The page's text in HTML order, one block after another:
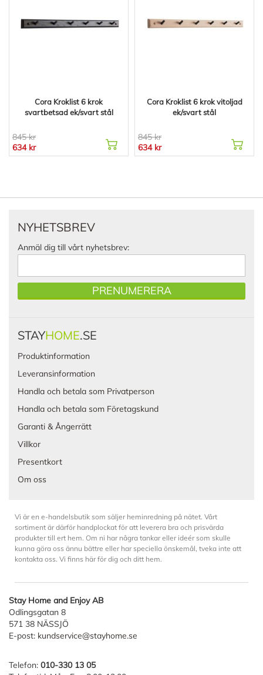
Cora Kroklist 6 krok
svartbetsad ek/svart stål
845 kr
634 kr
Cora Kroklist 6 krok vitoljad
ek/svart stål
845 kr
634 kr
NYHETSBREV
Anmäl dig till vårt nyhetsbrev:
PRENUMERERA
STAYHOME.SE
Produktinformation
Leveransinformation
Handla och betala som Privatperson
Handla och betala som Företagskund
Garanti & Ångerrätt
Villkor
Presentkort
Om oss
Vi är en e-handelsbutik som säljer heminredning på nätet. Vårt
sortiment är därför handplockat för att leverera bra och prisvärda
produkter till ert hem. Om ni har några tankar eller ideér som skulle
kunna göra oss ännu bättre eller har speciella önskemål, tveka inte att
kontakta oss. Vi finns här för dig och ditt hem.
Stay Home and Enjoy AB
Odlingsgatan 8
571 38 NÄSSJÖ
E-post: kundservice@stayhome.se
Telefon: 010-330 13 05